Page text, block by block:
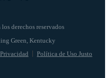
derechos reservados
Política de Uso Justo